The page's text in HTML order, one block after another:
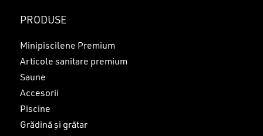
PRODUSE
Minipiscilene Premium
Articole sanitare premium
Saune
Accesorii
Piscine
Grădină și grătar